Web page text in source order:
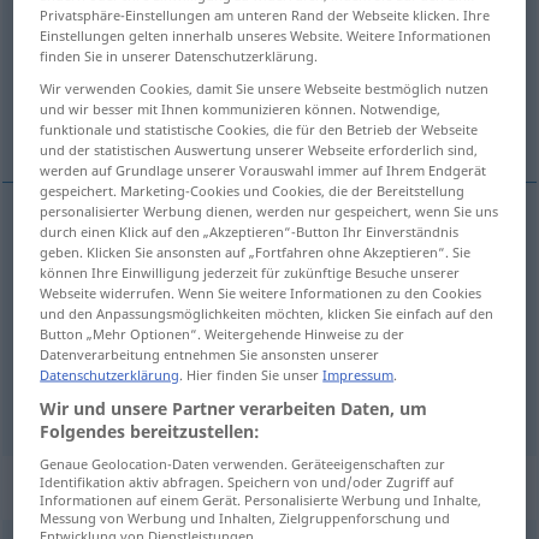
Übersicht aller Übersetzungen
комната, кабинет, номер
комната Zimmer
кабинет ZimmerLeiterzimmer, Arbeitszimmer
номер,-а PL Zimmer Hotelzimmer
Beispielsätze für "Zimmer"
Privatsphäre-Einstellungen am unteren Rand der Webseite klicken. Ihre
Einstellungen gelten innerhalb unseres Website. Weitere Informationen
finden Sie in unserer Datenschutzerklärung.
Wir verwenden Cookies, damit Sie unsere Webseite bestmöglich nutzen
und wir besser mit Ihnen kommunizieren können. Notwendige,
funktionale und statistische Cookies, die für den Betrieb der Webseite
und der statistischen Auswertung unserer Webseite erforderlich sind,
werden auf Grundlage unserer Vorauswahl immer auf Ihrem Endgerät
gespeichert. Marketing-Cookies und Cookies, die der Bereitstellung
personalisierter Werbung dienen, werden nur gespeichert, wenn Sie uns
durch einen Klick auf den „Akzeptieren“-Button Ihr Einverständnis
geben. Klicken Sie ansonsten auf „Fortfahren ohne Akzeptieren“. Sie
können Ihre Einwilligung jederzeit für zukünftige Besuche unserer
Webseite widerrufen. Wenn Sie weitere Informationen zu den Cookies
und den Anpassungsmöglichkeiten möchten, klicken Sie einfach auf den
Button „Mehr Optionen“. Weitergehende Hinweise zu der
Datenverarbeitung entnehmen Sie ansonsten unserer
Datenschutzerklärung. Hier finden Sie unserImpressum.
Wir und unsere Partner verarbeiten Daten, um
Folgendes bereitzustellen:
Genaue Geolocation-Daten verwenden. Geräteeigenschaften zur
Identifikation aktiv abfragen. Speichern von und/oder Zugriff auf
Informationen auf einem Gerät. Personalisierte Werbung und Inhalte,
Messung von Werbung und Inhalten, Zielgruppenforschung und
Entwicklung von Dienstleistungen.